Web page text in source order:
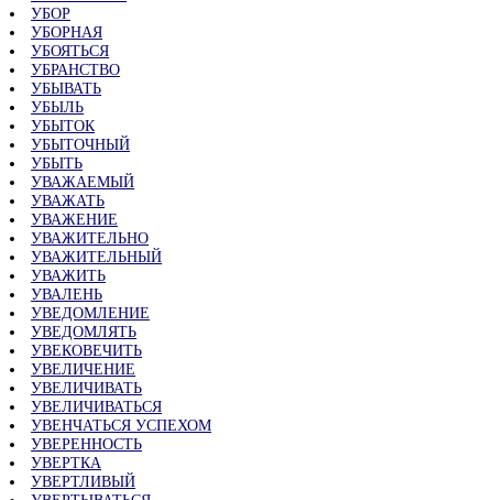
УБОР
УБОРНАЯ
УБОЯТЬСЯ
УБРАНСТВО
УБЫВАТЬ
УБЫЛЬ
УБЫТОК
УБЫТОЧНЫЙ
УБЫТЬ
УВАЖАЕМЫЙ
УВАЖАТЬ
УВАЖЕНИЕ
УВАЖИТЕЛЬНО
УВАЖИТЕЛЬНЫЙ
УВАЖИТЬ
УВАЛЕНЬ
УВЕДОМЛЕНИЕ
УВЕДОМЛЯТЬ
УВЕКОВЕЧИТЬ
УВЕЛИЧЕНИЕ
УВЕЛИЧИВАТЬ
УВЕЛИЧИВАТЬСЯ
УВЕНЧАТЬСЯ УСПЕХОМ
УВЕРЕННОСТЬ
УВЕРТКА
УВЕРТЛИВЫЙ